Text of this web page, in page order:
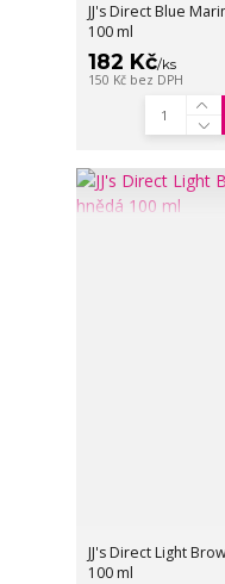
JJ's Direct Blue
100 ml
182 Kč/ks
150 Kč bez DPH
JJ's Direct Light
100 ml